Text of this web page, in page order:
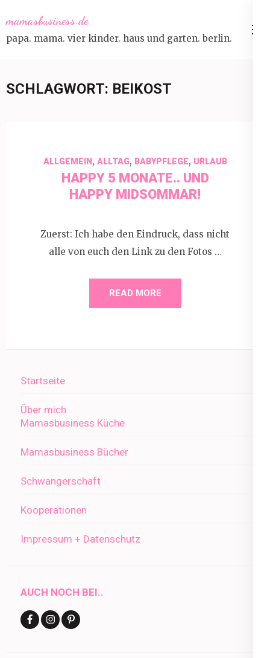
to
content
mamasbusiness.de
papa. mama. vier kinder. haus und garten. berlin.
SCHLAGWORT: BEIKOST
ALLGEMEIN, ALLTAG, BABYPFLEGE, URLAUB
HAPPY 5 MONATE.. UND
HAPPY MIDSOMMAR!
Zuerst: Ich habe den Eindruck, dass nicht
alle von euch den Link zu den Fotos …
READ MORE
Startseite
Über mich
Mamasbusiness Küche
Mamasbusiness Bücher
Schwangerschaft
Kooperationen
Impressum + Datenschutz
AUCH NOCH BEI..